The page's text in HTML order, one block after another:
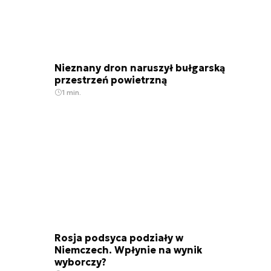
Nieznany dron naruszył bułgarską
przestrzeń powietrzną
1 min.
Rosja podsyca podziały w
Niemczech. Wpłynie na wynik
wyborczy?